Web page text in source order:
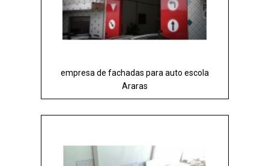
empresa de fachadas para auto escola
Araras